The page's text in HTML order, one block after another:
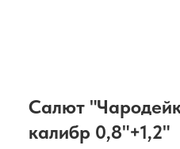
Салют
калибр 0,8"+1,2"